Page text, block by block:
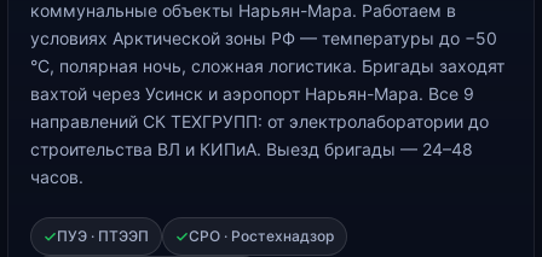
коммунальные объекты Нарьян-Мара. Работаем в
условиях Арктической зоны РФ — температуры до −50
°С, полярная ночь, сложная логистика. Бригады заходят
вахтой через Усинск и аэропорт Нарьян-Мара. Все 9
направлений СК ТЕХГРУПП: от электролаборатории до
строительства ВЛ и КИПиА. Выезд бригады — 24–48
часов.
ПУЭ · ПТЭЭП СРО · Ростехнадзор